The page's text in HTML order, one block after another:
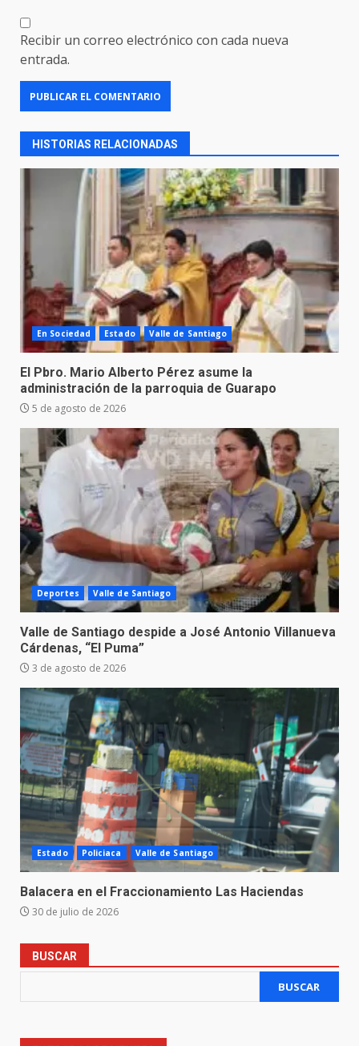
Recibir un correo electrónico con cada nueva
entrada.
HISTORIAS RELACIONADAS
En Sociedad Estado Valle de Santiago
El Pbro. Mario Alberto Pérez asume la
administración de la parroquia de Guarapo
5 de agosto de 2026
Deportes Valle de Santiago
Valle de Santiago despide a José Antonio Villanueva
Cárdenas, “El Puma”
3 de agosto de 2026
Estado Policiaca Valle de Santiago
Balacera en el Fraccionamiento Las Haciendas
30 de julio de 2026
BUSCAR
BUSCAR